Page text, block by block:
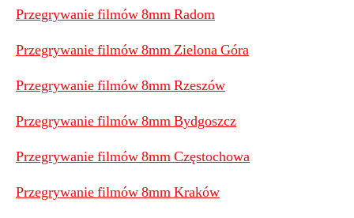
Przegrywanie filmów 8mm Radom
Przegrywanie filmów 8mm Zielona Góra
Przegrywanie filmów 8mm Rzeszów
Przegrywanie filmów 8mm Bydgoszcz
Przegrywanie filmów 8mm Częstochowa
Przegrywanie filmów 8mm Kraków